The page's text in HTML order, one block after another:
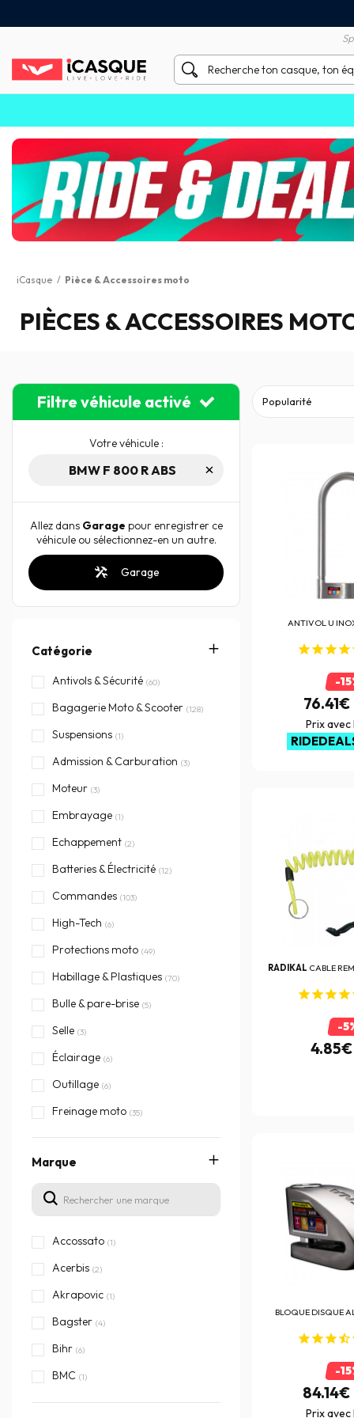
iCasque / Pièce & Accessoires moto
PIÈCES & ACCESSOIRES
Filtre véhicule activé
Votre véhicule :
BMW F 800 R ABS
Allez dans Garage pour enregistrer ce
véhicule ou sélectionnez-en un autre.
Garage
Catégorie
Antivols & Sécurité (60)
Bagagerie Moto & Scooter (128)
Suspensions (1)
Admission & Carburation (3)
Moteur (3)
Embrayage (1)
Echappement (2)
Batteries & Électricité (12)
Commandes (103)
High-Tech (6)
Protections moto (49)
Habillage & Plastiques (70)
Bulle & pare-brise (5)
Selle (3)
Éclairage (6)
Outillage (6)
Freinage moto (35)
Marque
Accossato (1)
Acerbis (2)
Akrapovic (1)
Bagster (4)
Bihr (6)
BMC (1)
Brembo (10)
ANTIVOL U
-
76.41€
Prix avec
RADIKAL CABLE
-
4.85€
BLOQUE DISQUE
-
84.14€
Prix avec